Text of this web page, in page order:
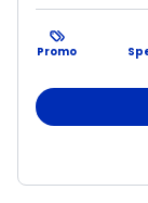
Promo